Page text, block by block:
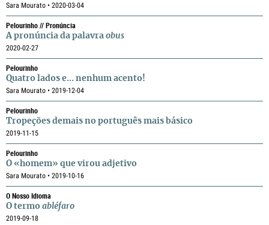
Sara Mourato • 2020-03-04
Pelourinho // Pronúncia
A pronúncia da palavra obus
2020-02-27
Pelourinho
Quatro lados e... nenhum acento!
Sara Mourato • 2019-12-04
Pelourinho
Tropeções demais no português mais básico
2019-11-15
Pelourinho
O «homem» que virou adjetivo
Sara Mourato • 2019-10-16
O Nosso Idioma
O termo abléfaro
2019-09-18